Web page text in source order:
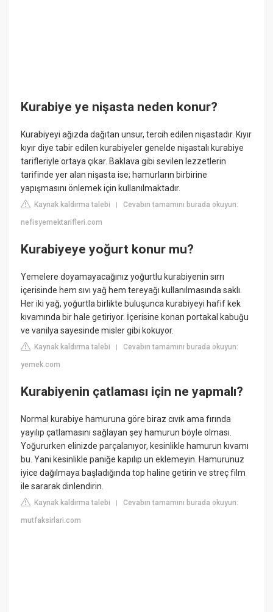
Kurabiye ye nişasta neden konur?
Kurabiyeyi ağızda dağıtan unsur, tercih edilen nişastadır. Kıyır
kıyır diye tabir edilen kurabiyeler genelde nişastalı kurabiye
tarifleriyle ortaya çıkar. Baklava gibi sevilen lezzetlerin
tarifinde yer alan nişasta ise; hamurların birbirine
yapışmasını önlemek için kullanılmaktadır.
Kaynak kaldırma talebi |Cevabın tamamını burada okuyun:
nefisyemektarifleri.com
Kurabiyeye yoğurt konur mu?
Yemelere doyamayacağınız yoğurtlu kurabiyenin sırrı
içerisinde hem sıvı yağ hem tereyağı kullanılmasında saklı.
Her iki yağ, yoğurtla birlikte buluşunca kurabiyeyi hafif kek
kıvamında bir hale getiriyor. İçerisine konan portakal kabuğu
ve vanilya sayesinde misler gibi kokuyor.
Kaynak kaldırma talebi |Cevabın tamamını burada okuyun:
yemek.com
Kurabiyenin çatlaması için ne yapmalı?
Normal kurabiye hamuruna göre biraz cıvık ama fırında
yayılıp çatlamasını sağlayan şey hamurun böyle olması.
Yoğururken elinizde parçalanıyor, kesinlikle hamurun kıvamı
bu. Yani kesinlikle paniğe kapılıp un eklemeyin. Hamurunuz
iyice dağılmaya başladığında top haline getirin ve streç film
ile sararak dinlendirin.
Kaynak kaldırma talebi |Cevabın tamamını burada okuyun:
mutfaksirlari.com